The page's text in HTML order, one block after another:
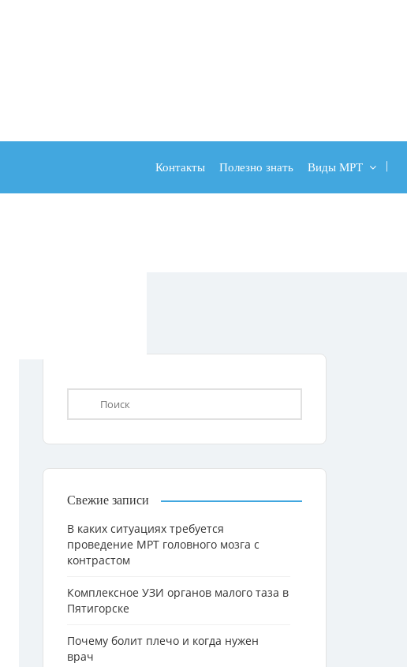
Контакты Полезно знать Виды МРТ
Свежие записи
В каких ситуациях требуется
проведение МРТ головного мозга с
контрастом
Комплексное УЗИ органов малого таза в
Пятигорске
Почему болит плечо и когда нужен
врач